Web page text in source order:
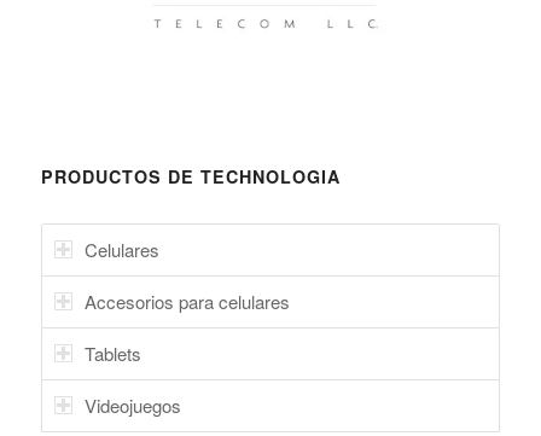
PRODUCTOS DE TECHNOLOGIA
Celulares
Accesorios para celulares
Tablets
Videojuegos